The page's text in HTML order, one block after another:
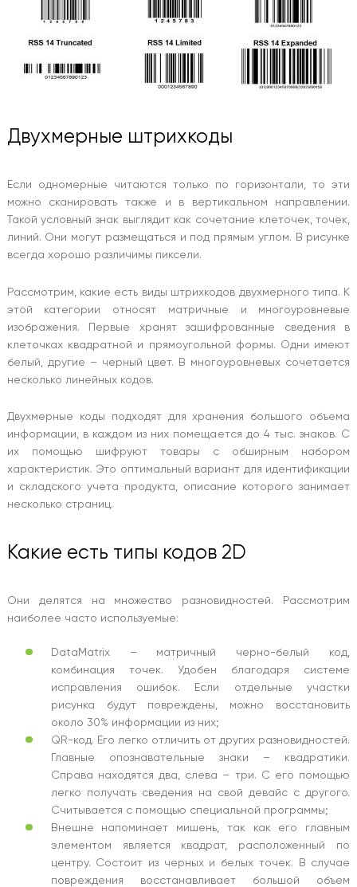
Двухмерные штрихкоды
Если одномерные читаются только по горизонтали, то эти
можно сканировать также и в вертикальном направлении.
Такой условный знак выглядит как сочетание клеточек, точек,
линий. Они могут размещаться и под прямым углом. В рисунке
всегда хорошо различимы пиксели.
Рассмотрим, какие есть виды штрихкодов двухмерного типа. К
этой категории относят матричные и многоуровневые
изображения. Первые хранят зашифрованные сведения в
клеточках квадратной и прямоугольной формы. Одни имеют
белый, другие – черный цвет. В многоуровневых сочетается
несколько линейных кодов.
Двухмерные коды подходят для хранения большого объема
информации, в каждом из них помещается до 4 тыс. знаков. С
их помощью шифруют товары с обширным набором
характеристик. Это оптимальный вариант для идентификации
и складского учета продукта, описание которого занимает
несколько страниц.
Какие есть типы кодов 2D
Они делятся на множество разновидностей. Рассмотрим
наиболее часто используемые:
DataMatrix – матричный черно-белый код,
комбинация точек. Удобен благодаря системе
исправления ошибок. Если отдельные участки
рисунка будут повреждены, можно восстановить
около 30% информации из них;
QR-код. Его легко отличить от других разновидностей.
Главные опознавательные знаки – квадратики.
Справа находятся два, слева – три. С его помощью
легко получать сведения на свой девайс с другого.
Считывается с помощью специальной программы;
Внешне напоминает мишень, так как его главным
элементом является квадрат, расположенный по
центру. Состоит из черных и белых точек. В случае
повреждения восстанавливает большой объем